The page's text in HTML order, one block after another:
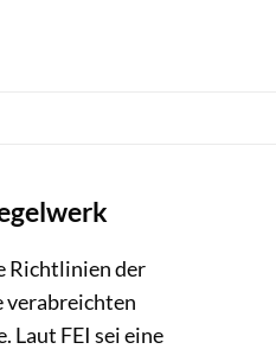
Richtlinien der
verabreichten
Laut FEI sei eine